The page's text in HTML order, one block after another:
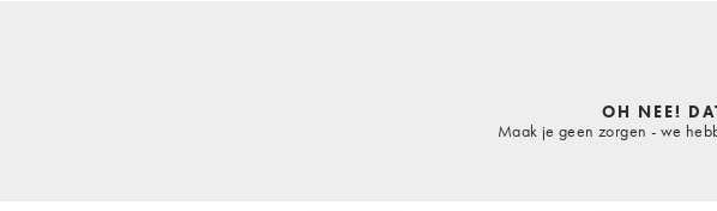
OH NEE!
Maak je geen zorgen - we